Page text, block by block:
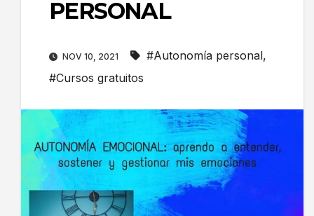
PERSONAL
NOV 10, 2021 #Autonomía personal,
#Cursos gratuitos